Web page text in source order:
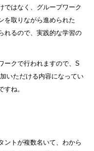
ではなく、グループワーク
を取りながら進められた
れるので、実践的な学習の
ークで行われますので、S
いただける内容になってい
ね。
ントが複数名いて、わから